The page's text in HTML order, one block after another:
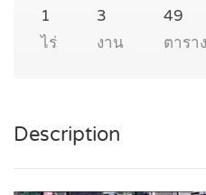
1
ไร่
3
งาน
49
ตารา
Description